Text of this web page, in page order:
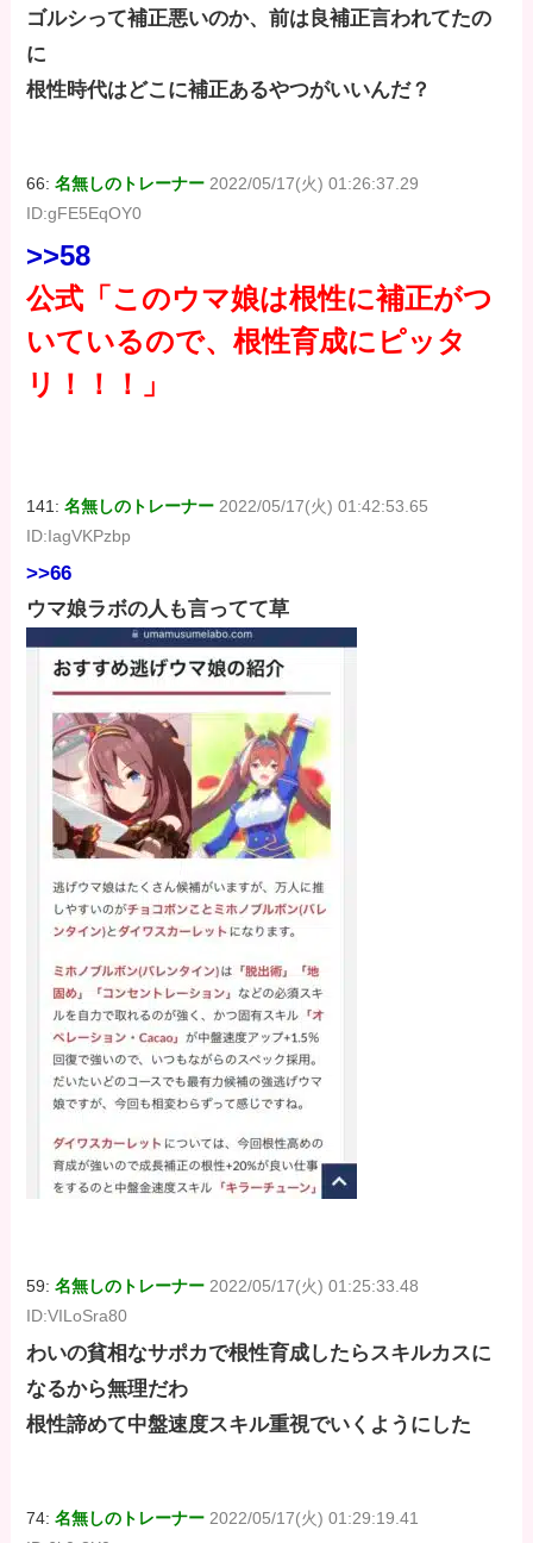
ゴルシって補正悪いのか、前は良補正言われてたの
に
根性時代はどこに補正あるやつがいいんだ？
66:名無しのトレーナー 2022/05/17(火) 01:26:37.29
ID:gFE5EqOY0
>>58
公式「このウマ娘は根性に補正がつ
いているので、根性育成にピッタ
リ！！！」
141:名無しのトレーナー 2022/05/17(火) 01:42:53.65
ID:IagVKPzbp
>>66
ウマ娘ラボの人も言ってて草
59:名無しのトレーナー 2022/05/17(火) 01:25:33.48
ID:VILoSra80
わいの貧相なサポカで根性育成したらスキルカスに
なるから無理だわ
根性諦めて中盤速度スキル重視でいくようにした
74:名無しのトレーナー 2022/05/17(火) 01:29:19.41